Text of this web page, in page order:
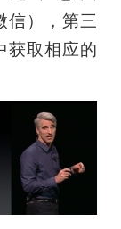
信），第三
获取相应的